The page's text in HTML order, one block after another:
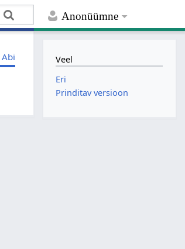
Anonüümne
Abi
Veel
Eri
Prinditav versioon